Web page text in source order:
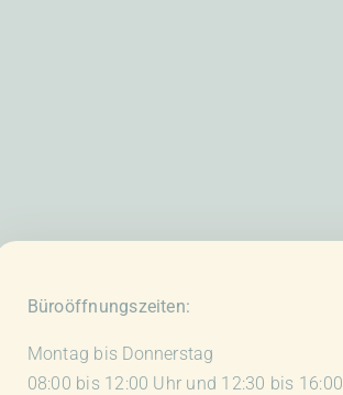
Büroöffnungszeiten:
Montag bis Donnerstag
08:00 bis 12:00 Uhr und 12:30 bis 16:00